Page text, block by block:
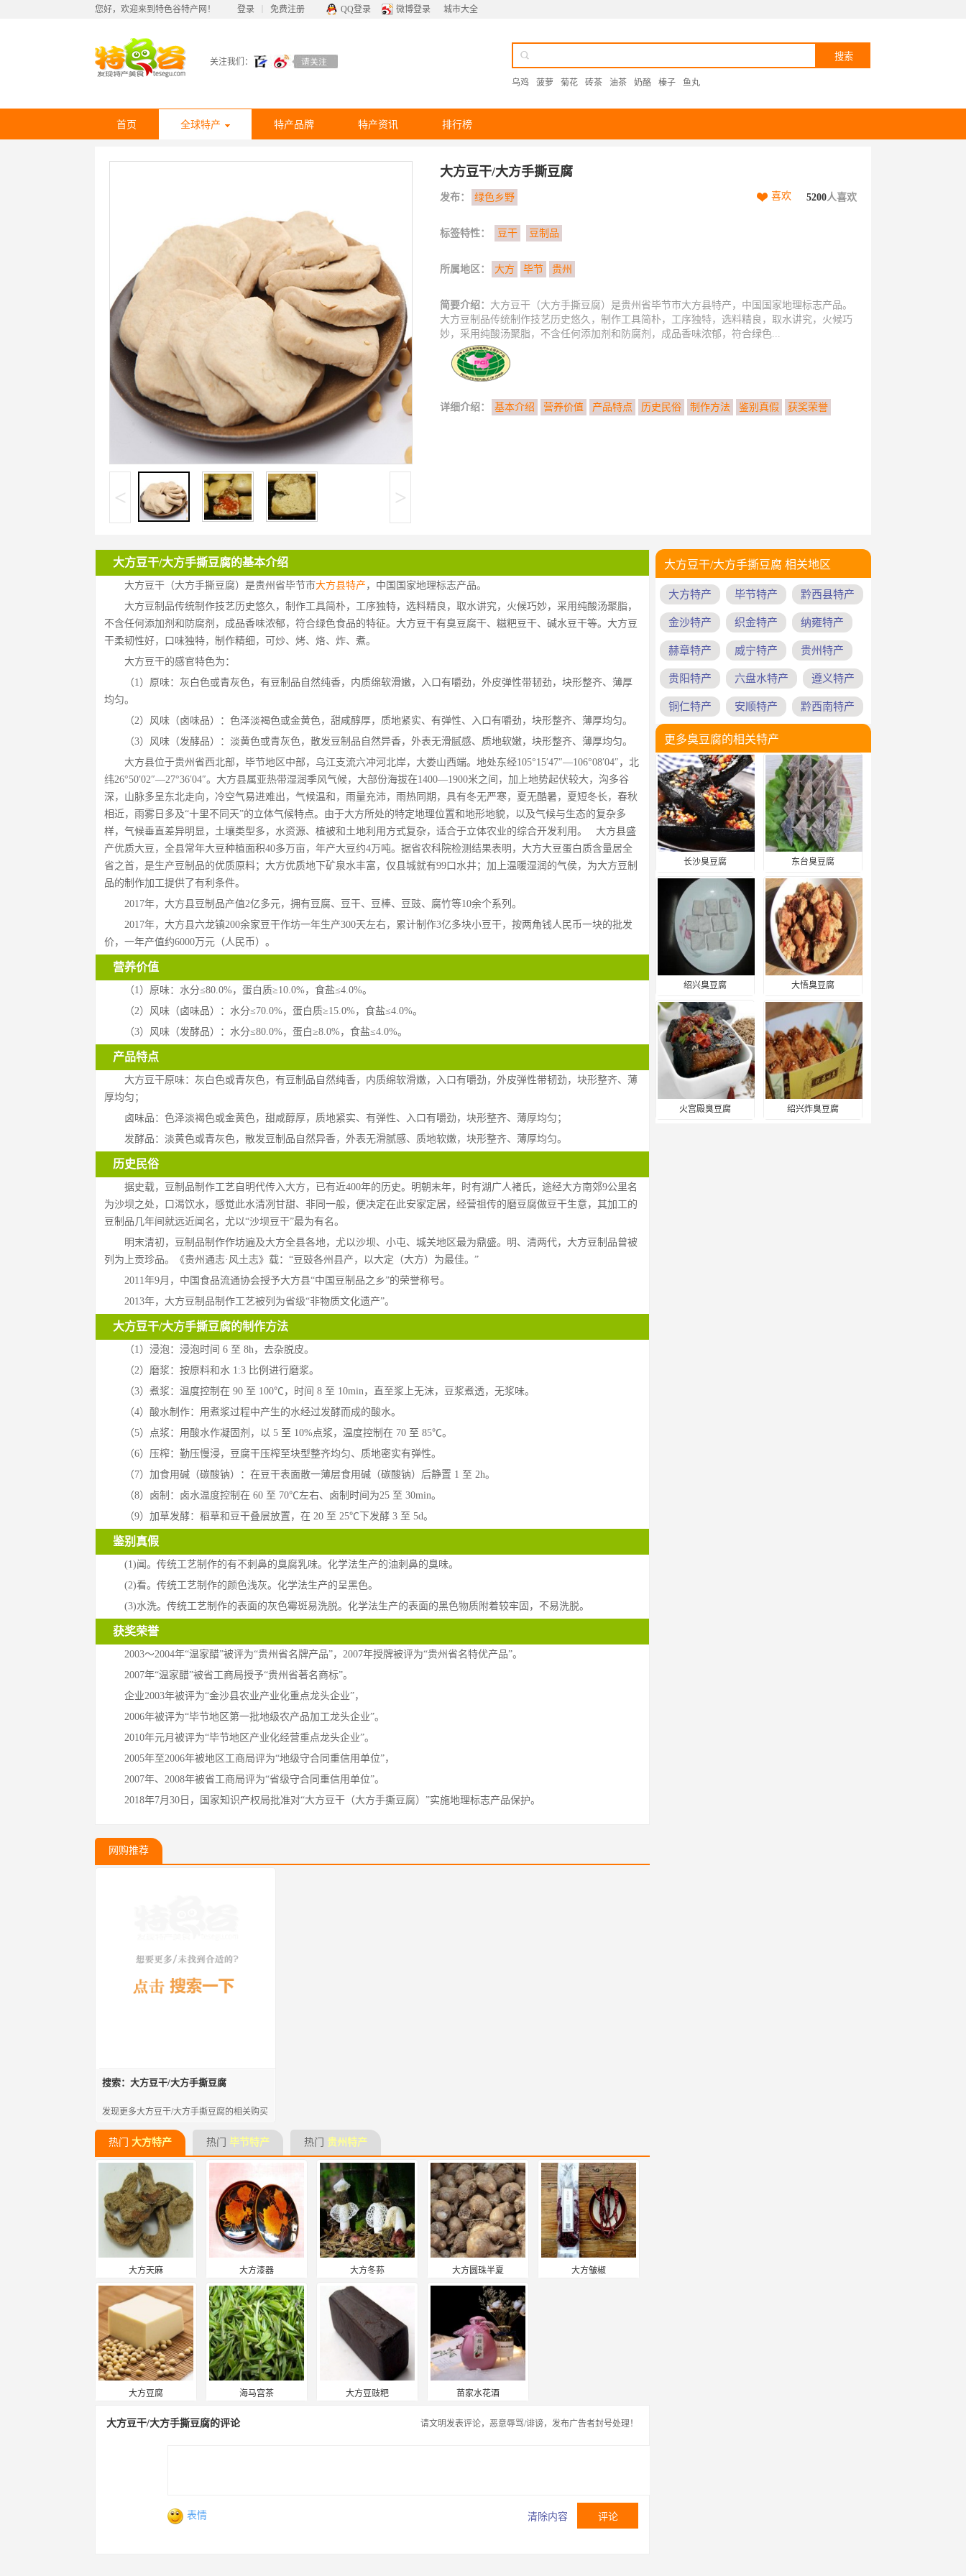
您好，欢迎来到特色谷特产网！ 登录 免费注册 QQ登录 微博登录 城市大全
关注我们：
乌鸡 菠萝 菊花 砖茶 油茶 奶酪 榛子 鱼丸
首页 全球特产 特产品牌 特产资讯 排行榜
< >
大方豆干/大方手撕豆腐
发布： 绿色乡野 喜欢 5200人喜欢
标签特性： 豆干 豆制品
所属地区： 大方 毕节 贵州
简要介绍： 大方豆干（大方手撕豆腐）是贵州省毕节市大方县特产，中国国家地理标志产品。
大方豆制品传统制作技艺历史悠久，制作工具简朴，工序独特，选料精良，取水讲究，火候巧
妙，采用纯酸汤聚脂，不含任何添加剂和防腐剂，成品香味浓郁，符合绿色...
详细介绍： 基本介绍 营养价值 产品特点 历史民俗 制作方法 鉴别真假 获奖荣誉
大方豆干/大方手撕豆腐的基本介绍
大方豆干（大方手撕豆腐）是贵州省毕节市大方县特产 ，中国国家地理标志产品。
大方豆制品传统制作技艺历史悠久，制作工具简朴，工序独特，选料精良，取水讲究，火候巧妙，采用纯酸汤聚脂，
不含任何添加剂和防腐剂，成品香味浓郁，符合绿色食品的特征。大方豆干有臭豆腐干、糍粑豆干、碱水豆干等。大方豆
干柔韧性好，口味独特，制作精细，可炒、烤、烙、炸、煮。
大方豆干的感官特色为：
（1）原味：灰白色或青灰色，有豆制品自然纯香，内质绵软滑嫩，入口有嚼劲，外皮弹性带韧劲，块形整齐、薄厚
均匀。
（2）风味（卤味品）：色泽淡褐色或金黄色，甜咸醇厚，质地紧实、有弹性、入口有嚼劲，块形整齐、薄厚均匀。
（3）风味（发酵品）：淡黄色或青灰色，散发豆制品自然异香，外表无滑腻感、质地软嫩，块形整齐、薄厚均匀。
大方县位于贵州省西北部，毕节地区中部，乌江支流六冲河北岸，大娄山西端。地处东经105°15′47″—106°08′04″，北
纬26°50′02″—27°36′04″。大方县属亚热带湿润季风气候，大部份海拔在1400—1900米之间，加上地势起伏较大，沟多谷
深，山脉多呈东北走向，冷空气易进难出，气候温和，雨量充沛，雨热同期，具有冬无严寒，夏无酷暑，夏短冬长，春秋
相近，雨雾日多及“十里不同天”的立体气候特点。由于大方所处的特定地理位置和地形地貌，以及气候与生态的复杂多
样，气候垂直差异明显，土壤类型多，水资源、植被和土地利用方式复杂，适合于立体农业的综合开发利用。   大方县盛
产优质大豆，全县常年大豆种植面积40多万亩，年产大豆约4万吨。据省农科院检测结果表明，大方大豆蛋白质含量居全
省之首，是生产豆制品的优质原料；大方优质地下矿泉水丰富，仅县城就有99口水井；加上温暖湿润的气侯，为大方豆制
品的制作加工提供了有利条件。
2017年，大方县豆制品产值2亿多元，拥有豆腐、豆干、豆棒、豆豉、腐竹等10余个系列。
2017年，大方县六龙镇200余家豆干作坊一年生产300天左右，累计制作3亿多块小豆干，按两角钱人民币一块的批发
价，一年产值约6000万元（人民币）。
营养价值
（1）原味：水分≤80.0%，蛋白质≥10.0%，食盐≤4.0%。
（2）风味（卤味品）：水分≤70.0%，蛋白质≥15.0%，食盐≤4.0%。
（3）风味（发酵品）：水分≤80.0%，蛋白≥8.0%，食盐≤4.0%。
产品特点
大方豆干原味：灰白色或青灰色，有豆制品自然纯香，内质绵软滑嫩，入口有嚼劲，外皮弹性带韧劲，块形整齐、薄
厚均匀；
卤味品：色泽淡褐色或金黄色，甜咸醇厚，质地紧实、有弹性、入口有嚼劲，块形整齐、薄厚均匀；
发酵品：淡黄色或青灰色，散发豆制品自然异香，外表无滑腻感、质地软嫩，块形整齐、薄厚均匀。
历史民俗
据史载，豆制品制作工艺自明代传入大方，已有近400年的历史。明朝末年，时有湖广人褚氏，途经大方南郊9公里名
为沙坝之处，口渴饮水，感觉此水清冽甘甜、非同一般，便决定在此安家定居，经营祖传的磨豆腐做豆干生意，其加工的
豆制品几年间就远近闻名，尤以“沙坝豆干”最为有名。
明末清初，豆制品制作作坊遍及大方全县各地，尤以沙坝、小屯、城关地区最为鼎盛。明、清两代，大方豆制品曾被
列为上贡珍品。《贵州通志·风土志》载：“豆豉各州县产，以大定（大方）为最佳。”
2011年9月，中国食品流通协会授予大方县“中国豆制品之乡”的荣誉称号。
2013年，大方豆制品制作工艺被列为省级“非物质文化遗产”。
大方豆干/大方手撕豆腐的制作方法
（1）浸泡：浸泡时间 6 至 8h，去杂脱皮。
（2）磨浆：按原料和水 1:3 比例进行磨浆。
（3）煮浆：温度控制在 90 至 100℃，时间 8 至 10min，直至浆上无沫，豆浆煮透，无浆味。
（4）酸水制作：用煮浆过程中产生的水经过发酵而成的酸水。
（5）点浆：用酸水作凝固剂，以 5 至 10%点浆，温度控制在 70 至 85℃。
（6）压榨：勤压慢浸，豆腐干压榨至块型整齐均匀、质地密实有弹性。
（7）加食用碱（碳酸钠）：在豆干表面散一薄层食用碱（碳酸钠）后静置 1 至 2h。
（8）卤制：卤水温度控制在 60 至 70℃左右、卤制时间为25 至 30min。
（9）加草发酵：稻草和豆干叠层放置，在 20 至 25℃下发酵 3 至 5d。
鉴别真假
(1)闻。传统工艺制作的有不刺鼻的臭腐乳味。化学法生产的油刺鼻的臭味。
(2)看。传统工艺制作的颜色浅灰。化学法生产的呈黑色。
(3)水洗。传统工艺制作的表面的灰色霉斑易洗脱。化学法生产的表面的黑色物质附着较牢固，不易洗脱。
获奖荣誉
2003～2004年“温家醋”被评为“贵州省名牌产品”，2007年授牌被评为“贵州省名特优产品”。
2007年“温家醋”被省工商局授予“贵州省著名商标”。
企业2003年被评为“金沙县农业产业化重点龙头企业”，
2006年被评为“毕节地区第一批地级农产品加工龙头企业”。
2010年元月被评为“毕节地区产业化经营重点龙头企业”。
2005年至2006年被地区工商局评为“地级守合同重信用单位”，
2007年、2008年被省工商局评为“省级守合同重信用单位”。
2018年7月30日，国家知识产权局批准对“大方豆干（大方手撕豆腐）”实施地理标志产品保护。
网购推荐
搜索：大方豆干/大方手撕豆腐
发现更多大方豆干/大方手撕豆腐的相关购买
热门 大方特产 热门 毕节特产 热门 贵州特产
大方天麻 大方漆器 大方冬荪 大方圆珠半夏 大方皱椒
大方豆腐 海马宫茶 大方豆豉粑 苗家水花酒
大方豆干/大方手撕豆腐的评论 请文明发表评论，恶意辱骂/诽谤，发布广告者封号处理！
清除内容
表情
大方豆干/大方手撕豆腐 相关地区
大方特产 毕节特产 黔西县特产
金沙特产 织金特产 纳雍特产
赫章特产 威宁特产 贵州特产
贵阳特产 六盘水特产 遵义特产
铜仁特产 安顺特产 黔西南特产
更多臭豆腐的相关特产
长沙臭豆腐 东台臭豆腐
绍兴臭豆腐 大悟臭豆腐
火宫殿臭豆腐 绍兴炸臭豆腐